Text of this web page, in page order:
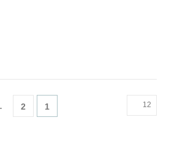
1
2